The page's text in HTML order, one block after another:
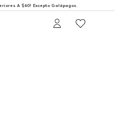
A $60! Excepto Galápagos.